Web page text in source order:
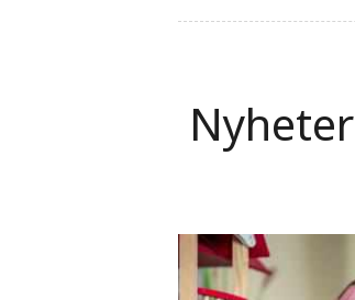
Nyheter